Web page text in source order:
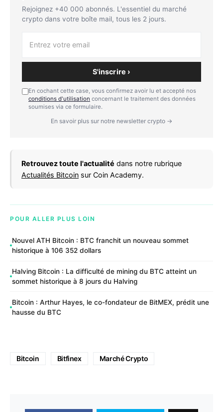
Rejoignez +40 000 abonnés. L'essentiel du marché
crypto dans votre boîte mail, tous les 2 jours.
S'inscrire ›
En cochant cette case, vous confirmez avoir lu et accepté nos
conditions d'utilisation concernant le traitement des données
soumises via ce formulaire.
En savoir plus sur notre newsletter crypto →
Retrouvez toute l'actualité dans notre rubrique
Actualités Bitcoin sur Coin Academy.
POUR ALLER PLUS LOIN
Nouvel ATH Bitcoin : BTC franchit un nouveau sommet
historique à 106 352 dollars
Halving Bitcoin : La difficulté de mining du BTC atteint un
sommet historique à 8 jours du Halving
Bitcoin : Arthur Hayes, le co-fondateur de BitMEX, prédit une
hausse du BTC
Bitcoin Bitfinex Marché Crypto